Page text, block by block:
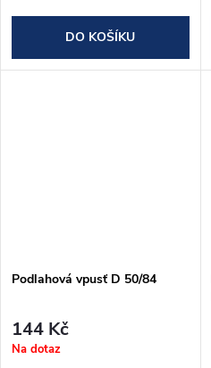
DO KOŠÍKU
Podlahová vpusť D 50/84
144 Kč
Na dotaz